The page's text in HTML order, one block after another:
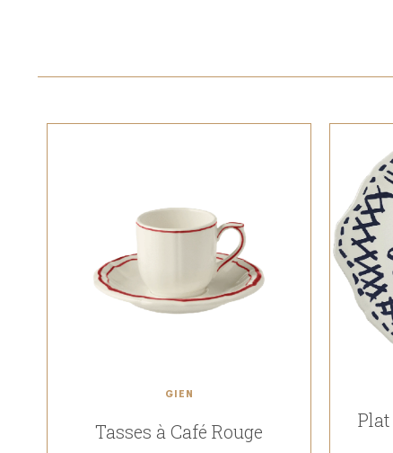
GIEN
Tasses à Café Rouge